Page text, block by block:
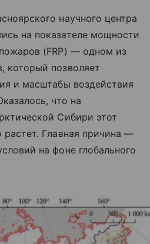
научного центра
на показателе мощности
(FRP) — одном из
который позволяет
и масштабы воздействия
что на
Сибири этот
растет. Главная причина —
на фоне глобального